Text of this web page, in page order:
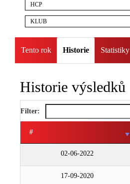
HCP
KLUB
Tento rok Historie Statistiky
Historie výsledků
Filter:
#
02-06-2022
17-09-2020